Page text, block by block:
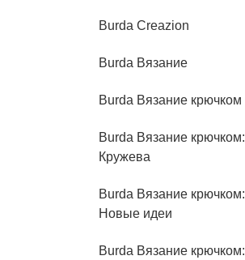
Burda Creazion
Burda Вязание
Burda Вязание крючком
Burda Вязание крючком:
Кружева
Burda Вязание крючком:
Новые идеи
Burda Вязание крючком: